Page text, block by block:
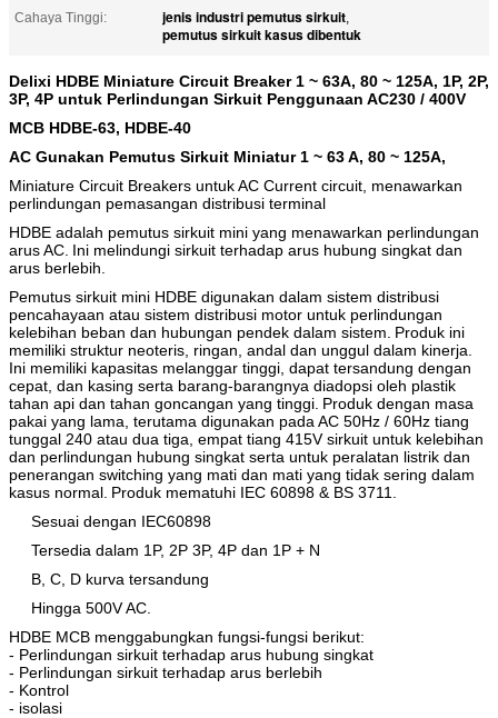
Cahaya Tinggi:
jenis industri pemutus sirkuit,
pemutus sirkuit kasus dibentuk
Delixi HDBE Miniature Circuit Breaker 1 ~ 63A, 80 ~ 125A, 1P, 2P,
3P, 4P untuk Perlindungan Sirkuit Penggunaan AC230 / 400V
MCB HDBE-63, HDBE-40
AC Gunakan Pemutus Sirkuit Miniatur 1 ~ 63 A, 80 ~ 125A,
Miniature Circuit Breakers untuk AC Current circuit, menawarkan
perlindungan pemasangan distribusi terminal
HDBE adalah pemutus sirkuit mini yang menawarkan perlindungan
arus AC. Ini melindungi sirkuit terhadap arus hubung singkat dan
arus berlebih.
Pemutus sirkuit mini HDBE digunakan dalam sistem distribusi
pencahayaan atau sistem distribusi motor untuk perlindungan
kelebihan beban dan hubungan pendek dalam sistem. Produk ini
memiliki struktur neoteris, ringan, andal dan unggul dalam kinerja.
Ini memiliki kapasitas melanggar tinggi, dapat tersandung dengan
cepat, dan kasing serta barang-barangnya diadopsi oleh plastik
tahan api dan tahan goncangan yang tinggi. Produk dengan masa
pakai yang lama, terutama digunakan pada AC 50Hz / 60Hz tiang
tunggal 240 atau dua tiga, empat tiang 415V sirkuit untuk kelebihan
dan perlindungan hubung singkat serta untuk peralatan listrik dan
penerangan switching yang mati dan mati yang tidak sering dalam
kasus normal. Produk mematuhi IEC 60898 & BS 3711.
Sesuai dengan IEC60898
Tersedia dalam 1P, 2P 3P, 4P dan 1P + N
B, C, D kurva tersandung
Hingga 500V AC.
HDBE MCB menggabungkan fungsi-fungsi berikut:
- Perlindungan sirkuit terhadap arus hubung singkat
- Perlindungan sirkuit terhadap arus berlebih
- Kontrol
- isolasi